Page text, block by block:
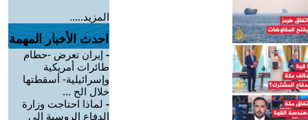
المزيد.....
احدث الأخبار المهمة
- إيران تعرض -حطام
طائرات أمريكية
وإسرائيلية- أسقطتها
خلال الح ...
- لماذا احتاجت وزارة
الدفاع الروسية إلى